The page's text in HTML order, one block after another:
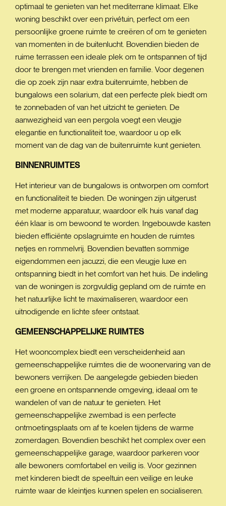
optimaal te genieten van het mediterrane klimaat. Elke
woning beschikt over een privétuin, perfect om een
persoonlijke groene ruimte te creëren of om te genieten
van momenten in de buitenlucht. Bovendien bieden de
ruime terrassen een ideale plek om te ontspannen of tijd
door te brengen met vrienden en familie. Voor degenen
die op zoek zijn naar extra buitenruimte, hebben de
bungalows een solarium, dat een perfecte plek biedt om
te zonnebaden of van het uitzicht te genieten. De
aanwezigheid van een pergola voegt een vleugje
elegantie en functionaliteit toe, waardoor u op elk
moment van de dag van de buitenruimte kunt genieten.
BINNENRUIMTES
Het interieur van de bungalows is ontworpen om comfort
en functionaliteit te bieden. De woningen zijn uitgerust
met moderne apparatuur, waardoor elk huis vanaf dag
één klaar is om bewoond te worden. Ingebouwde kasten
bieden efficiënte opslagruimte en houden de ruimtes
netjes en rommelvrij. Bovendien bevatten sommige
eigendommen een jacuzzi, die een vleugje luxe en
ontspanning biedt in het comfort van het huis. De indeling
van de woningen is zorgvuldig gepland om de ruimte en
het natuurlijke licht te maximaliseren, waardoor een
uitnodigende en lichte sfeer ontstaat.
GEMEENSCHAPPELIJKE RUIMTES
Het wooncomplex biedt een verscheidenheid aan
gemeenschappelijke ruimtes die de woonervaring van de
bewoners verrijken. De aangelegde gebieden bieden
een groene en ontspannende omgeving, ideaal om te
wandelen of van de natuur te genieten. Het
gemeenschappelijke zwembad is een perfecte
ontmoetingsplaats om af te koelen tijdens de warme
zomerdagen. Bovendien beschikt het complex over een
gemeenschappelijke garage, waardoor parkeren voor
alle bewoners comfortabel en veilig is. Voor gezinnen
met kinderen biedt de speeltuin een veilige en leuke
ruimte waar de kleintjes kunnen spelen en socialiseren.